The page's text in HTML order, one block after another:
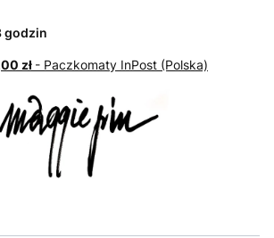
godzin
zł - Paczkomaty InPost (Polska)